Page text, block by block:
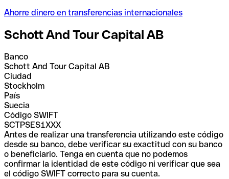
Ahorre dinero en transferencias internacionales
Schott And Tour Capital AB
Banco
Schott And Tour Capital AB
Ciudad
Stockholm
País
Suecia
Código SWIFT
SCTPSES1XXX
Antes de realizar una transferencia utilizando este código
desde su banco, debe verificar su exactitud con su banco
o beneficiario. Tenga en cuenta que no podemos
confirmar la identidad de este código ni verificar que sea
el código SWIFT correcto para su cuenta.